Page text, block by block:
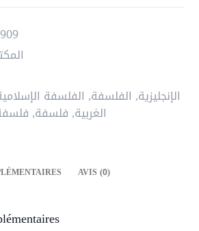
الإنجليزية, الفلسفة, الفلسفة
الغربية,فلسفة,
AVIS (0)